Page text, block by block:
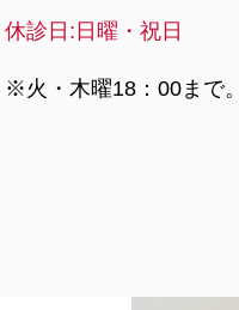
休診日:日曜・祝日
※火・木曜18：00まで